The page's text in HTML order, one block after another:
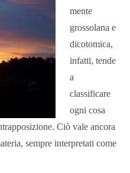
mente
grossolana e
dicotomica,
infatti, tende
a
classificare
ogni cosa
Ciò vale ancora
sempre interpretati come